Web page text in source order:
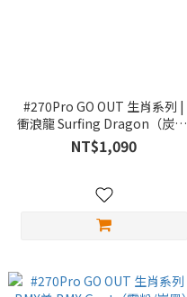
#270Pro GO OUT 生肖系列 |
衝浪龍 Surfing Dragon（炭灰/
炭黑）
NT$1,090